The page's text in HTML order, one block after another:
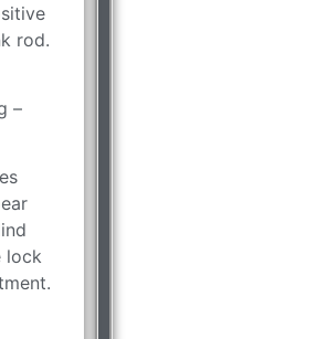
rod.
–
lock